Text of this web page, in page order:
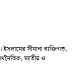
সীমানা ব্যক্তিগত,
জাতীয় ও